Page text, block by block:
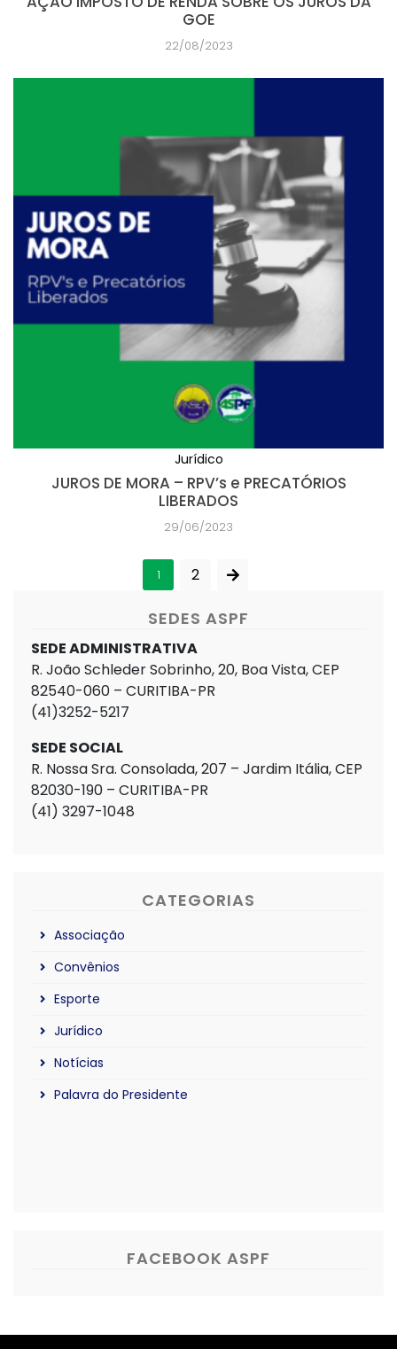
GOE
22/08/2023
Jurídico
JUROS DE MORA – RPV’s e PRECATÓRIOS
LIBERADOS
29/06/2023
1 2
SEDES ASPF
SEDE ADMINISTRATIVA
R. João Schleder Sobrinho, 20, Boa Vista, CEP
82540-060 – CURITIBA-PR
(41)3252-5217
SEDE SOCIAL
R. Nossa Sra. Consolada, 207 – Jardim Itália, CEP
82030-190 – CURITIBA-PR
(41) 3297-1048
CATEGORIAS
Associação
Convênios
Esporte
Jurídico
Notícias
Palavra do Presidente
FACEBOOK ASPF